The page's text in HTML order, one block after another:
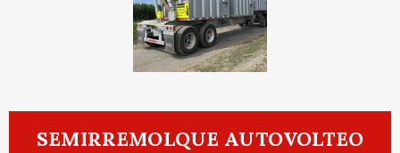
SEMIRREMOLQUE AUTOVOLTEO